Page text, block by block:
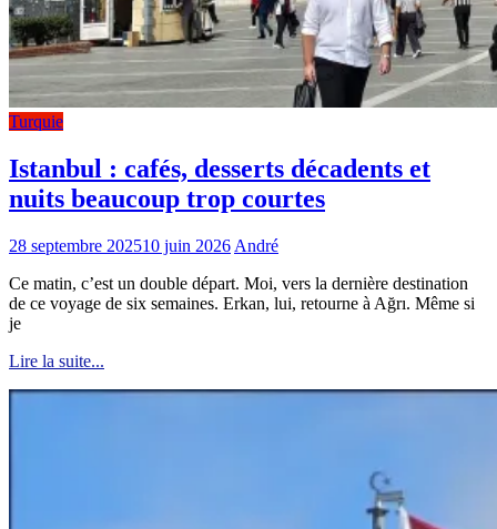
Turquie
Istanbul : cafés, desserts décadents et
nuits beaucoup trop courtes
28 septembre 202510 juin 2026 André
Ce matin, c’est un double départ. Moi, vers la dernière destination
de ce voyage de six semaines. Erkan, lui, retourne à Ağrı. Même si
je
Lire la suite...